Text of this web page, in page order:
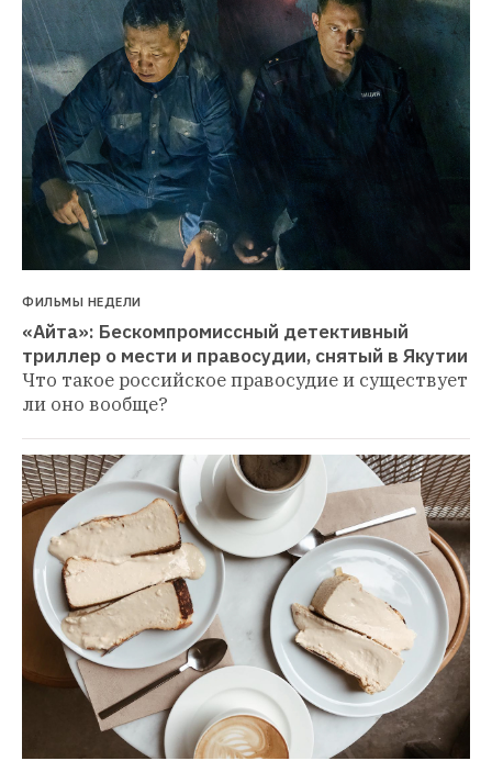
ФИЛЬМЫ НЕДЕЛИ
«Айта»: Бескомпромиссный детективный
триллер о мести и правосудии, снятый в Якутии
Что такое российское правосудие и существует
ли оно вообще?